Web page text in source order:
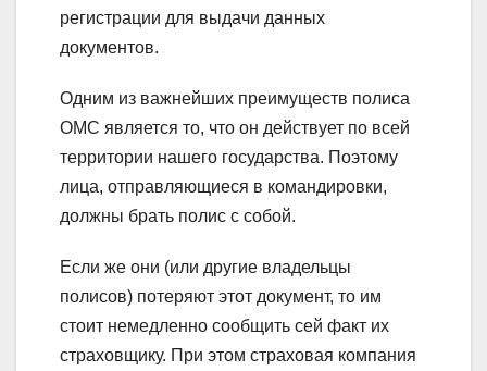
регистрации для выдачи данных
документов.
Одним из важнейших преимуществ полиса
ОМС является то, что он действует по всей
территории нашего государства. Поэтому
лица, отправляющиеся в командировки,
должны брать полис с собой.
Если же они (или другие владельцы
полисов) потеряют этот документ, то им
стоит немедленно сообщить сей факт их
страховщику. При этом страховая компания